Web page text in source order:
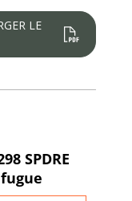
LE
SPDRE